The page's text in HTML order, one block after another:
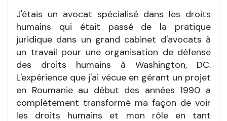
J'étais un avocat spécialisé dans les droits
humains qui était passé de la pratique
juridique dans un grand cabinet d'avocats à
un travail pour une organisation de défense
des droits humains à Washington, DC.
L'expérience que j'ai vécue en gérant un projet
en Roumanie au début des années 1990 a
complètement transformé ma façon de voir
les droits humains et mon rôle en tant